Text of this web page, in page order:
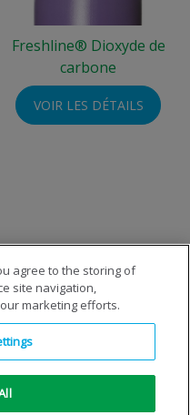
Freshline® Dioxyde de
carbone
VOIR LES DÉTAILS
agree to the storing of
site navigation,
marketing efforts.